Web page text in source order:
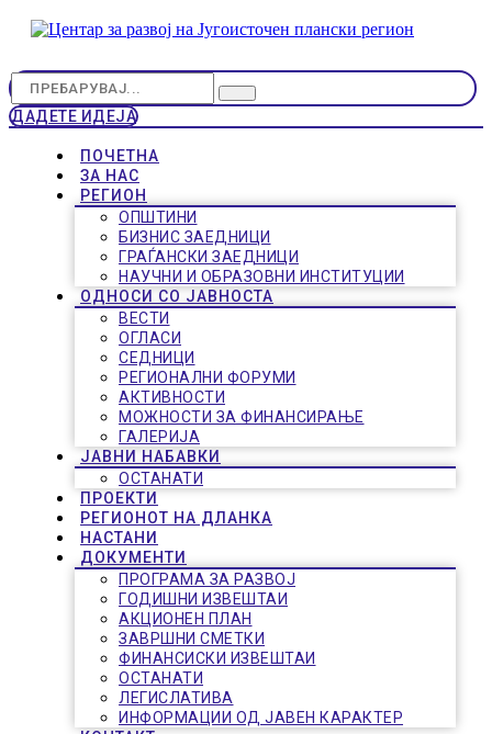
ДАДЕТЕ ИДЕЈА
ПОЧЕТНА
ЗА НАС
РЕГИОН
ОПШТИНИ
БИЗНИС ЗАЕДНИЦИ
ГРАЃАНСКИ ЗАЕДНИЦИ
НАУЧНИ И ОБРАЗОВНИ ИНСТИТУЦИИ
ОДНОСИ СО ЈАВНОСТА
ВЕСТИ
ОГЛАСИ
СЕДНИЦИ
РЕГИОНАЛНИ ФОРУМИ
АКТИВНОСТИ
МОЖНОСТИ ЗА ФИНАНСИРАЊЕ
ГАЛЕРИЈА
ЈАВНИ НАБАВКИ
ОСТАНАТИ
ПРОЕКТИ
РЕГИОНОТ НА ДЛАНКА
НАСТАНИ
ДОКУМЕНТИ
ПРОГРАМА ЗА РАЗВОЈ
ГОДИШНИ ИЗВЕШТАИ
АКЦИОНЕН ПЛАН
ЗАВРШНИ СМЕТКИ
ФИНАНСИСКИ ИЗВЕШТАИ
ОСТАНАТИ
ЛЕГИСЛАТИВА
ИНФОРМАЦИИ ОД ЈАВЕН КАРАКТЕР